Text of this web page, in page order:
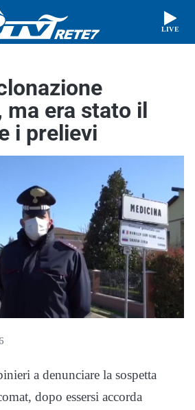
LIVE
ma era stato il
i prelievi
a denunciare la sospetta
dopo essersi accorda